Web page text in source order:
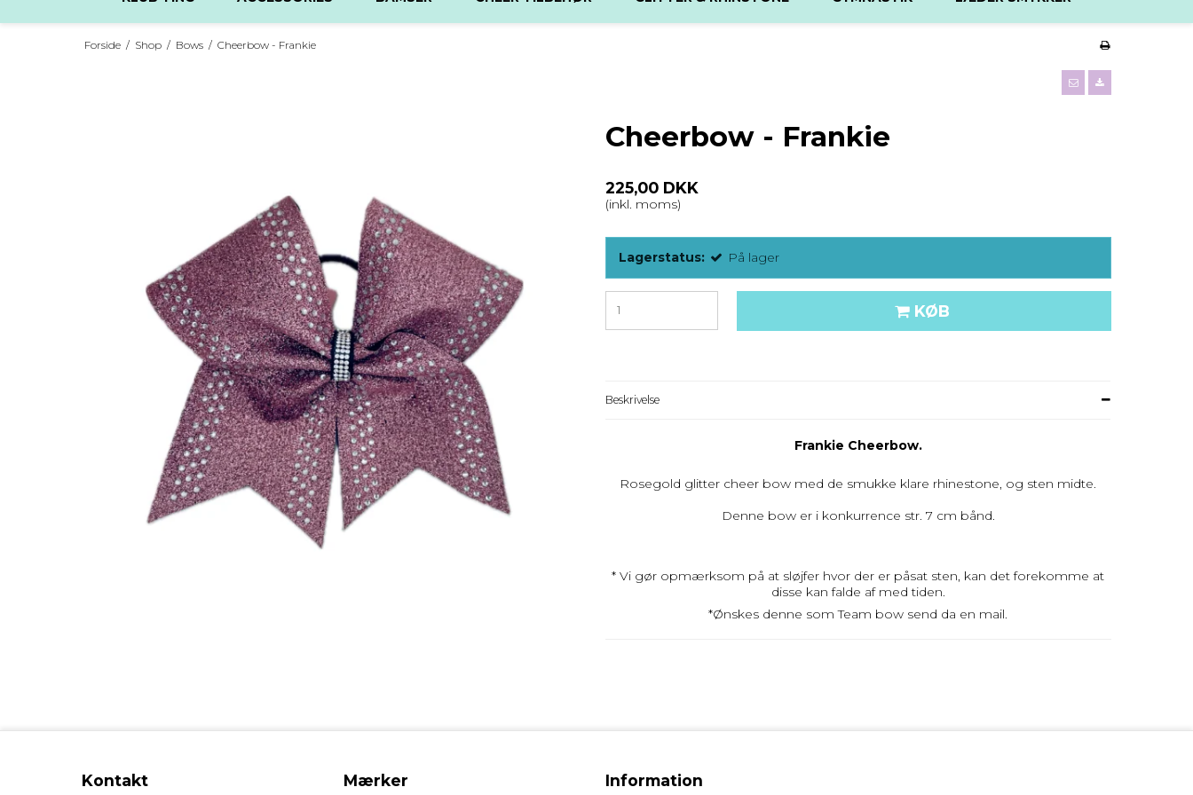
Forside / Shop / Bows / Cheerbow - Frankie
Cheerbow - Frankie
225,00 DKK
(inkl. moms)
Lagerstatus: På lager
KØB
Beskrivelse
Frankie Cheerbow.
Rosegold glitter cheer bow med de smukke klare rhinestone, og sten midte.
Denne bow er i konkurrence str. 7 cm bånd.
* Vi gør opmærksom på at sløjfer hvor der er påsat sten, kan det forekomme at
disse kan falde af med tiden.
*Ønskes denne som Team bow send da en mail.
Kontakt Mærker Information